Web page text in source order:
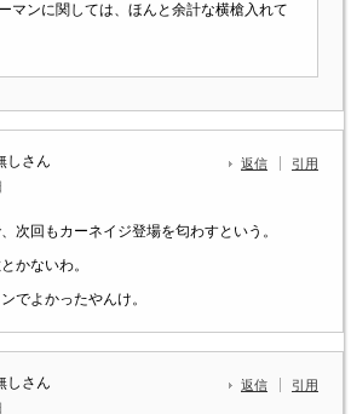
マンに関しては、ほんと余計な横槍入れて
しさん 返信 引用
次回もカーネイジ登場を匂わすという。
かないわ。
でよかったやんけ。
しさん 返信 引用